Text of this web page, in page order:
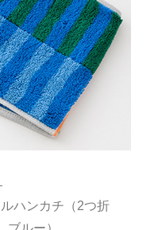
ルハンカチ（2つ折